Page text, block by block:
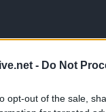
- Do Not
opt-out of the sale,